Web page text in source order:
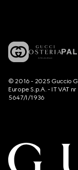
© 2016 - 2025 Guccio
Europe S.p.A. - IT VAT
5647/I/1936